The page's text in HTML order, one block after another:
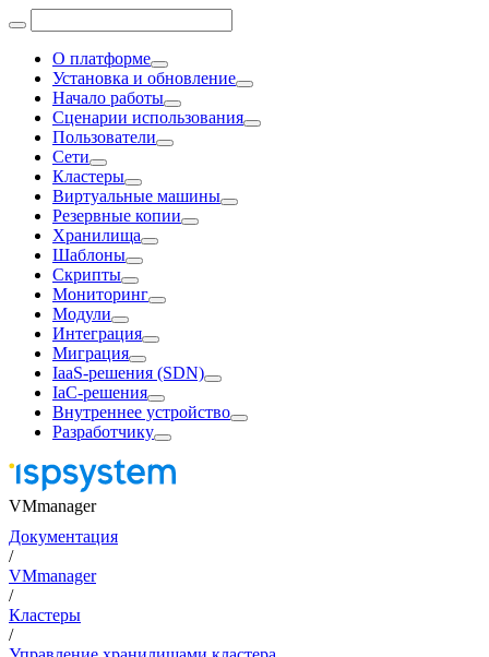
О платформе
Установка и обновление
Начало работы
Сценарии использования
Пользователи
Сети
Кластеры
Виртуальные машины
Резервные копии
Хранилища
Шаблоны
Скрипты
Мониторинг
Модули
Интеграция
Миграция
IaaS-решения (SDN)
IaC-решения
Внутреннее устройство
Разработчику
VMmanager
Документация
/
VMmanager
/
Кластеры
/